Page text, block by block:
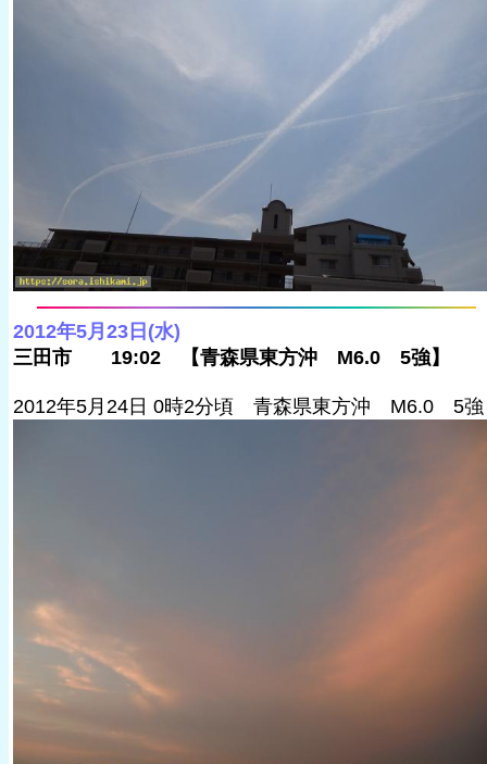
2012年5月23日(水)
三田市 19:02 【青森県東方沖 M6.0 5強】
2012年5月24日 0時2分頃 青森県東方沖 M6.0 5強